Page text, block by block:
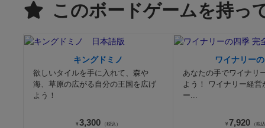
このボードゲームを持っ
キングドミノ
欲しいタイルを手に入れて、森や
海、草原の広がる自分の王国を広げ
よう！
¥ 3,300 （税込）
ワイナリー
あなたの手でワイナリ
よう！ ワイナリー経営
ー...
¥ 7,920 （税